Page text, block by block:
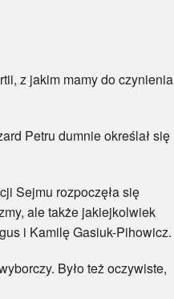
z jakim mamy do czynienia
Petru dumnie określał się
Sejmu rozpoczęła się
ale także jakiejkolwiek
i Kamilę Gasiuk-Pihowicz.
Było też oczywiste,